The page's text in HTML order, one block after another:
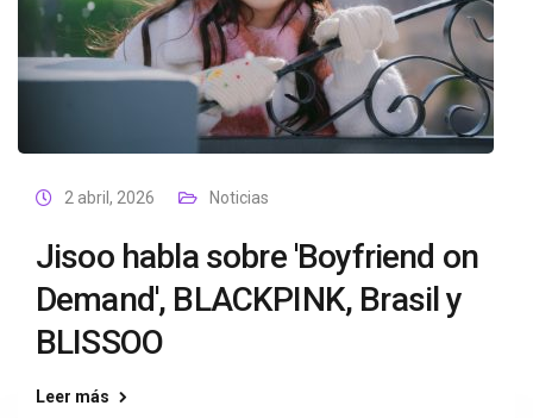
2 abril, 2026 Noticias
Jisoo habla sobre 'Boyfriend on
Demand', BLACKPINK, Brasil y
BLISSOO
Leer más